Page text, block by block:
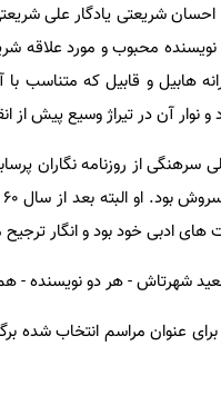
احسان شریعتی یادگار علی
محبوب و مورد علاقه
هابیل و قابیل که متناسب
و نوار آن در تیراژ وسیع پیش
سرهنگی از روزنامه نگاران
ادبی خود بود و انگار
شهرتاش - هر دو نویسنده -
عنوان مراسم انتخاب شده